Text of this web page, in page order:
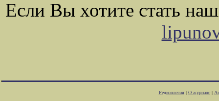
Если Вы хотите стать
Редколлегия| О журнале|